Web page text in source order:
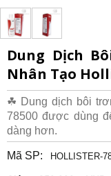
Dung Dịch
Nhân Tạo
☘ Dung dịch bôi
78500 được dùng
dàng hơn.
Mã SP: HOLLISTER-